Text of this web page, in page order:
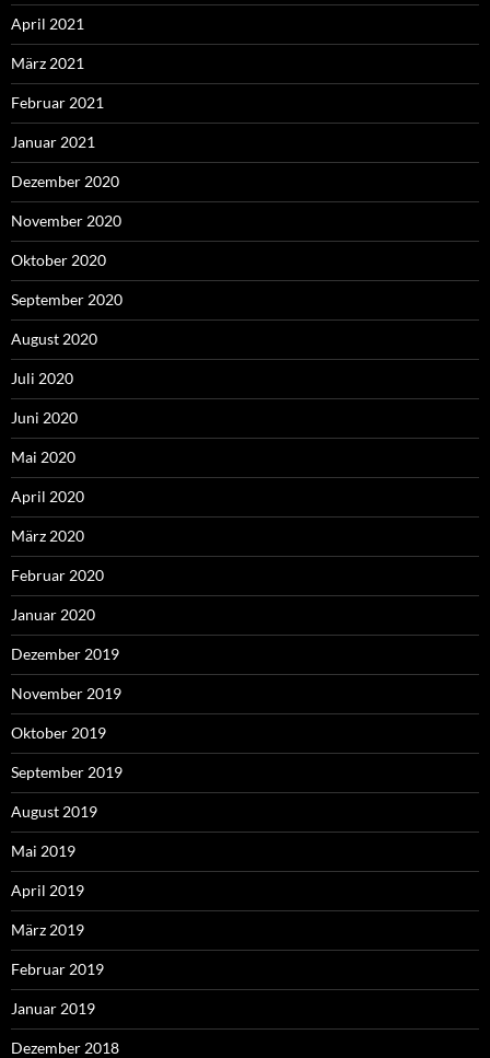
April 2021
März 2021
Februar 2021
Januar 2021
Dezember 2020
November 2020
Oktober 2020
September 2020
August 2020
Juli 2020
Juni 2020
Mai 2020
April 2020
März 2020
Februar 2020
Januar 2020
Dezember 2019
November 2019
Oktober 2019
September 2019
August 2019
Mai 2019
April 2019
März 2019
Februar 2019
Januar 2019
Dezember 2018